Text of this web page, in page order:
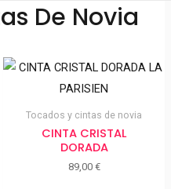
De Novia
Tocados y cintas de novia
CINTA CRISTAL
DORADA
89,00 €